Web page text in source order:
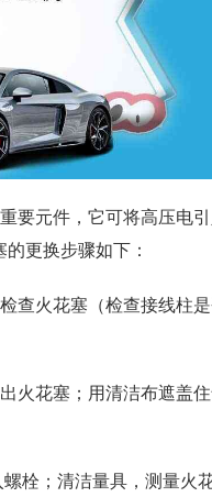
要元件，它可将高压电
更换步骤如下：
查火花塞（检查接线柱
火花塞；用清洁布遮盖
栓；清洁量具，测量火